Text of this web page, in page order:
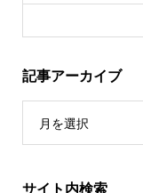
記事アーカイブ
月を選択
サイト内検索